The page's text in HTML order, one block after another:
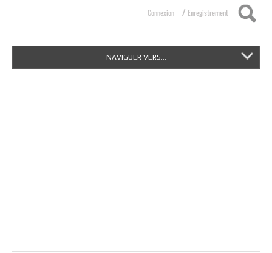
Connexion / Enregistrement
NAVIGUER VERS...